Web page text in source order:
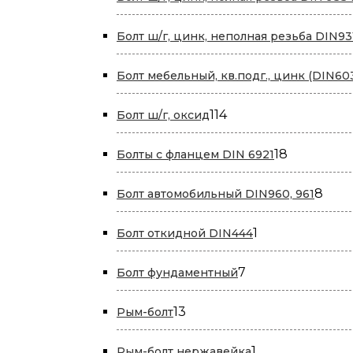
Болт ш/г, цинк, неполная резьба
Болт мебельный, кв.подг., цинк
Болт ш/г, оксид114114
товаров
Болты с фланцем DIN 692118
товаров
Болт автомобильный DIN960, 9618
Болт откидной DIN4441
товар
Болт фундаментный7
товаров
Рым-болт13
товаров